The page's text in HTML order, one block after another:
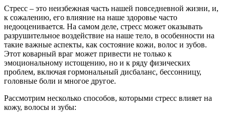
Стресс – это неизбежная часть нашей повседневной жизни, и,
к сожалению, его влияние на наше здоровье часто
недооценивается. На самом деле, стресс может оказывать
разрушительное воздействие на наше тело, в особенности на
такие важные аспекты, как состояние кожи, волос и зубов.
Этот коварный враг может привести не только к
эмоциональному истощению, но и к ряду физических
проблем, включая гормональный дисбаланс, бессонницу,
головные боли и многое другое.
Рассмотрим несколько способов, которыми стресс влияет на
кожу, волосы и зубы: